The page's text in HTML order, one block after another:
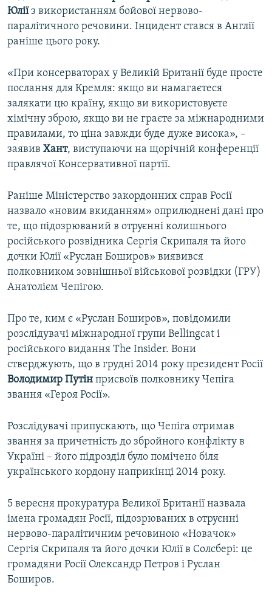
Юліїз використанням бойової нервово-
паралітичного речовини. Інцидент стався в Англії
раніше цього року.
«При консерваторах у Великій Британії буде просте
послання для Кремля: якщо ви намагаєтеся
залякати цю країну, якщо ви використовуєте
хімічну зброю, якщо ви не граєте за міжнародними
правилами, то ціна завжди буде дуже висока», –
заявив Хант, виступаючи на щорічній конференції
правлячої Консервативної партії.
Раніше Міністерство закордонних справ Росії
назвало «новим вкиданням» оприлюднені дані про
те, що підозрюваний в отруєнні колишнього
російського розвідника Сергія Скрипаля та його
дочки Юлії «Руслан Боширов» виявився
полковником зовнішньої військової розвідки (ГРУ)
Анатолієм Чепігою.
Про те, ким є «Руслан Боширов», повідомили
розслідувачі міжнародної групи Bellingcat і
російського видання The Insider. Вони
стверджують, що в грудні 2014 року президент Росії
Володимир Путін присвоїв полковнику Чепіга
звання «Героя Росії».
Розслідувачі припускають, що Чепіга отримав
звання за причетність до збройного конфлікту в
Україні – його підрозділ було помічено біля
українського кордону наприкінці 2014 року.
5 вересня прокуратура Великої Британії назвала
імена громадян Росії, підозрюваних в отруєнні
нервово-паралітичним речовиною «Новачок»
Сергія Скрипаля та його дочки Юлії в Солсбері: це
громадяни Росії Олександр Петров і Руслан
Боширов.